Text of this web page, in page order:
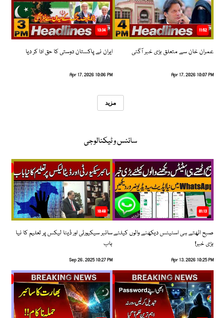
11:52
عمران خان سے متعلق بڑی خبر آگئی
Apr 17, 2026 10:07 PM
13:34
ایران نے پاکستان دوستی کا حق ادا کر دیا
Apr 17, 2026 10:06 PM
مزید
سائنس و ٹیکنالوجی
01:13
صبح اٹھتے ہی اسٹیٹس دیکھنے والوں کیلئے
بڑی خبر!
Apr 13, 2026 10:25 PM
10:48
سائبر سیکیورٹی اور ڈیٹا لیکس پر تعلیم کا نیا
باب
Sep 26, 2025 10:27 PM